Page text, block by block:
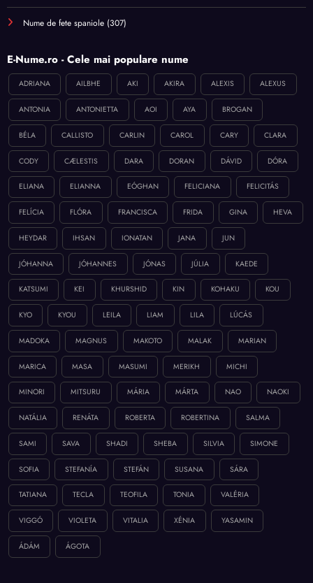
Nume de fete spaniole (307)
E-Nume.ro - Cele mai populare nume
ADRIANA AILBHE AKI AKIRA ALEXIS ALEXUS
ANTONIA ANTONIETTA AOI AYA BROGAN
BÉLA CALLISTO CARLIN CAROL CARY CLARA
CODY CÆLESTIS DARA DORAN DÁVID DÓRA
ELIANA ELIANNA EÓGHAN FELICIANA FELICITÁS
FELÍCIA FLÓRA FRANCISCA FRIDA GINA HEVA
HEYDAR IHSAN IONATAN JANA JUN
JÓHANNA JÓHANNES JÓNAS JÚLIA KAEDE
KATSUMI KEI KHURSHID KIN KOHAKU KOU
KYO KYOU LEILA LIAM LILA LÚCÁS
MADOKA MAGNUS MAKOTO MALAK MARIAN
MARICA MASA MASUMI MERIKH MICHI
MINORI MITSURU MÁRIA MÁRTA NAO NAOKI
NATÁLIA RENÁTA ROBERTA ROBERTINA SALMA
SAMI SAVA SHADI SHEBA SILVIA SIMONE
SOFIA STEFANÍA STEFÁN SUSANA SÁRA
TATIANA TECLA TEOFILA TONIA VALÉRIA
VIGGÓ VIOLETA VITALIA XÉNIA YASAMIN
ÁDÁM ÁGOTA